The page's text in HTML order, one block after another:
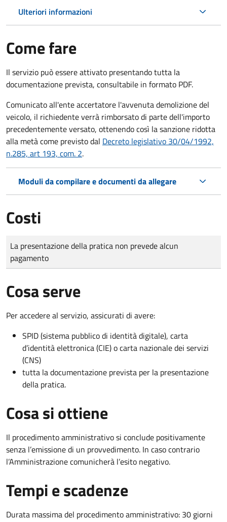
Ulteriori informazioni
Come fare
Il servizio può essere attivato presentando tutta la
documentazione prevista, consultabile in formato PDF.
Comunicato all'ente accertatore l'avvenuta demolizione del
veicolo, il richiedente verrà rimborsato di parte dell'importo
precedentemente versato, ottenendo così la sanzione ridotta
alla metà come previsto dal Decreto legislativo 30/04/1992,
n.285, art 193, com. 2.
Moduli da compilare e documenti da allegare
Costi
Tipo di pagamento
Importo
La presentazione della pratica non prevede alcun
pagamento
Cosa serve
Per accedere al servizio, assicurati di avere:
SPID (sistema pubblico di identità digitale), carta
d’identità elettronica (CIE) o carta nazionale dei servizi
(CNS)
tutta la documentazione prevista per la presentazione
della pratica.
Cosa si ottiene
Il procedimento amministrativo si conclude positivamente
senza l’emissione di un provvedimento. In caso contrario
l’Amministrazione comunicherà l’esito negativo.
Tempi e scadenze
Durata massima del procedimento amministrativo: 30 giorni